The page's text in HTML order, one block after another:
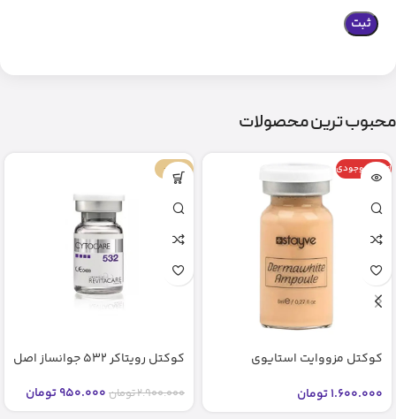
محبوب ترین محصولات
اتمام موجودی
کوکتل مزووایت استایوی
1.600.000تومان
-67%
کوکتل رویتاکر 532 جوانساز اصل
2.900.000تومان 950.000تومان